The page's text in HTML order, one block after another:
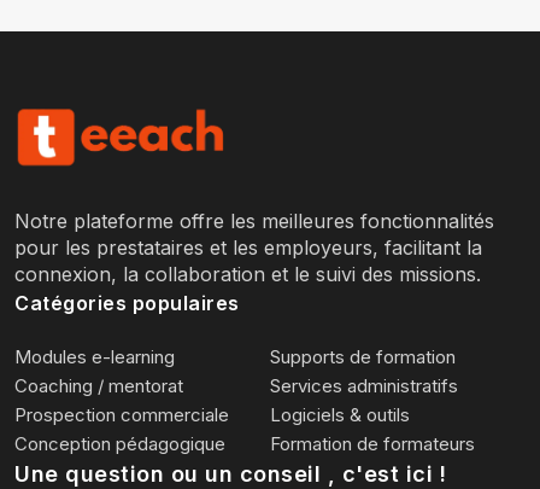
Notre plateforme offre les meilleures fonctionnalités
pour les prestataires et les employeurs, facilitant la
connexion, la collaboration et le suivi des missions.
Catégories populaires
Modules e-learning
Supports de formation
Coaching / mentorat
Services administratifs
Prospection commerciale
Logiciels & outils
Conception pédagogique
Formation de formateurs
Une question ou un conseil , c'est ici !